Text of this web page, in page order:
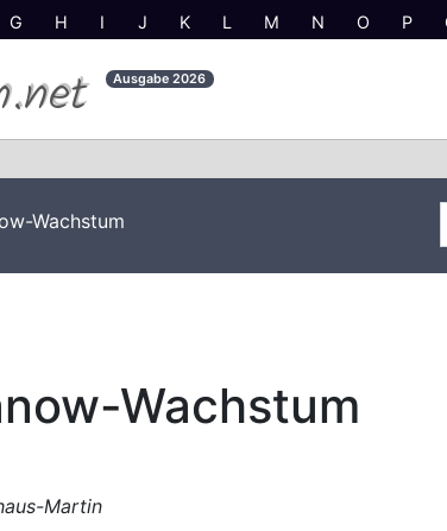
G H I J K L M N O P
Ausgabe2026
Wachstum
Wachstum
Martin